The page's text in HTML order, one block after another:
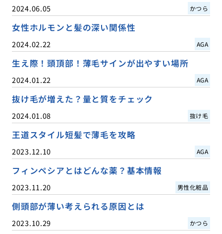
2024.06.05 かつら
女性ホルモンと髪の深い関係性
2024.02.22 AGA
生え際！頭頂部！薄毛サインが出やすい場所
2024.01.22 AGA
抜け毛が増えた？量と質をチェック
2024.01.08 抜け毛
王道スタイル短髪で薄毛を攻略
2023.12.10 AGA
フィンペシアとはどんな薬？基本情報
2023.11.20 男性化粧品
側頭部が薄い考えられる原因とは
2023.10.29 かつら